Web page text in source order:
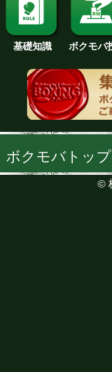
基礎知識 ボクモバ
ボクモバトッ
©